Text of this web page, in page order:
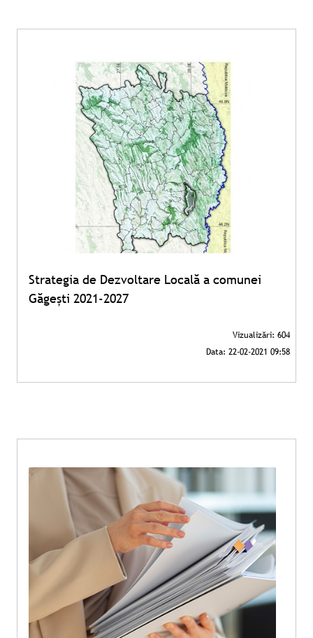
Strategia de Dezvoltare Locală a comunei
Găgești 2021-2027